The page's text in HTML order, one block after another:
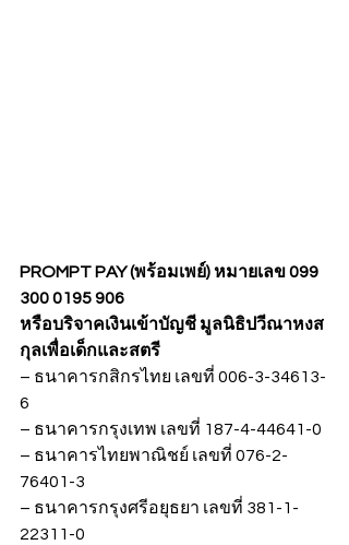
PROMPT PAY (พร้อมเพย์) หมายเลข 099
300 0195 906
หรือบริจาคเงินเข้าบัญชี มูลนิธิปวีณาหงส
กุลเพื่อเด็กและสตรี
– ธนาคารกสิกรไทย เลขที่ 006-3-34613-
6
– ธนาคารกรุงเทพ เลขที่ 187-4-44641-0
– ธนาคารไทยพาณิชย์ เลขที่ 076-2-
76401-3
– ธนาคารกรุงศรีอยุธยา เลขที่ 381-1-
22311-0